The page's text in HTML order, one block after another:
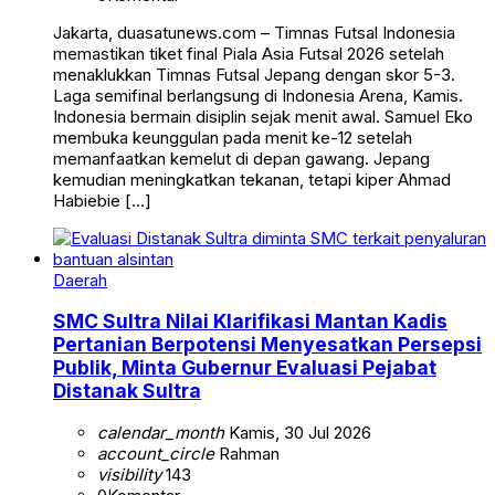
Jakarta, duasatunews.com – Timnas Futsal Indonesia
memastikan tiket final Piala Asia Futsal 2026 setelah
menaklukkan Timnas Futsal Jepang dengan skor 5-3.
Laga semifinal berlangsung di Indonesia Arena, Kamis.
Indonesia bermain disiplin sejak menit awal. Samuel Eko
membuka keunggulan pada menit ke-12 setelah
memanfaatkan kemelut di depan gawang. Jepang
kemudian meningkatkan tekanan, tetapi kiper Ahmad
Habiebie […]
Daerah
SMC Sultra Nilai Klarifikasi Mantan Kadis
Pertanian Berpotensi Menyesatkan Persepsi
Publik, Minta Gubernur Evaluasi Pejabat
Distanak Sultra
calendar_monthKamis, 30 Jul 2026
account_circleRahman
visibility143